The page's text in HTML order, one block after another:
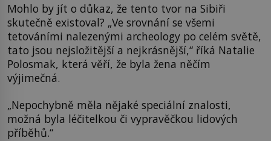
Mohlo by jít o důkaz, že tento tvor na Sibiři
skutečně existoval? „Ve srovnání se všemi
tetováními nalezenými archeology po celém světě,
tato jsou nejsložitější a nejkrásnější,“ říká Natalie
Polosmak, která věří, že byla žena něčím
výjimečná.
„Nepochybně měla nějaké speciální znalosti,
možná byla léčitelkou či vypravěčkou lidových
příběhů.“